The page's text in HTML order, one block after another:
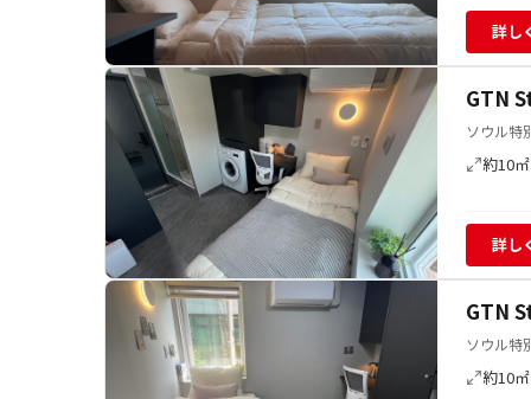
詳し
GTN
ソウル特
約10㎡
詳し
GTN
ソウル特
約10㎡